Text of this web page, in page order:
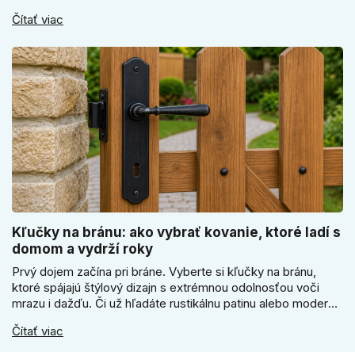
kľúčové jeho správne ukotvenie.
Čítať viac
Kľučky na bránu: ako vybrať kovanie, ktoré ladí s
domom a vydrží roky
Prvý dojem začína pri bráne. Vyberte si kľučky na bránu,
ktoré spájajú štýlový dizajn s extrémnou odolnosťou voči
mrazu i dažďu. Či už hľadáte rustikálnu patinu alebo moderné
vydrží roky. Zabezpečte svoj vstup kvalitou, ktorá prežije
Čítať viac